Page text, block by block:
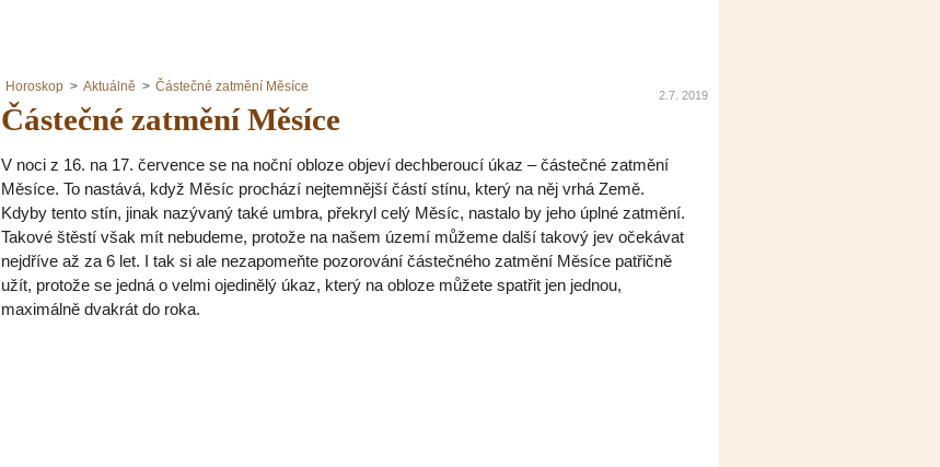
Horoskop Aktuálně Částečné zatmění Měsíce
2.7. 2019
Částečné zatmění Měsíce
V noci z 16. na 17. července se na noční obloze objeví dechberoucí úkaz – částečné zatmění
Měsíce. To nastává, když Měsíc prochází nejtemnější částí stínu, který na něj vrhá Země.
Kdyby tento stín, jinak nazývaný také umbra, překryl celý Měsíc, nastalo by jeho úplné zatmění.
Takové štěstí však mít nebudeme, protože na našem území můžeme další takový jev očekávat
nejdříve až za 6 let. I tak si ale nezapomeňte pozorování částečného zatmění Měsíce patřičně
užít, protože se jedná o velmi ojedinělý úkaz, který na obloze můžete spatřit jen jednou,
maximálně dvakrát do roka.